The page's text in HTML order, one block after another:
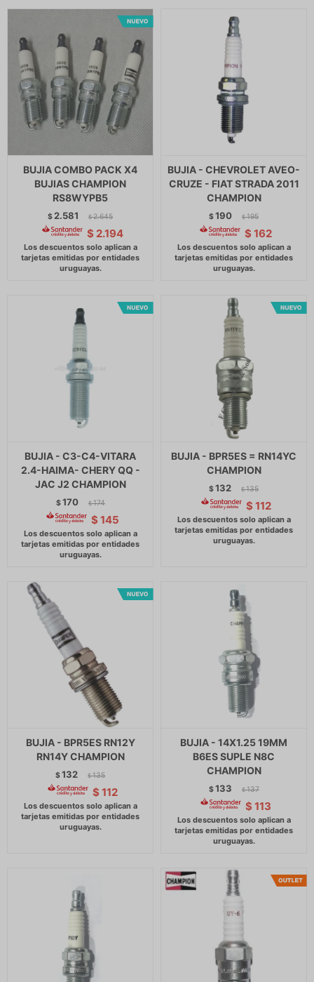
BUJIA COMBO PACK X4
BUJIAS CHAMPION
RS8WYPB5
$ 2.581 $ 2.645
$ 2.194
BUJIA - CHEVROLET AVEO-
CRUZE - FIAT STRADA 2011
CHAMPION
$190 $ 195
$ 162
BUJIA - C3-C4-VITARA
2.4-HAIMA- CHERY QQ -
JAC J2 CHAMPION
$170 $ 174
$ 145
BUJIA - BPR5ES = RN14YC
CHAMPION
$132 $ 135
$ 112
BUJIA - BPR5ES RN12Y
RN14Y CHAMPION
$132 $ 135
$ 112
BUJIA - 14X1.25 19MM
B6ES SUPLE N8C
CHAMPION
$133 $ 137
$ 113